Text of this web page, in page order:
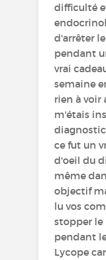
difficulté
d'arrêter
pendant
vrai
semaine
rien à voir
m'étais
ce fut un
d'oeil du
même
objectif
lu vos
stopper le
pendant
Lycope